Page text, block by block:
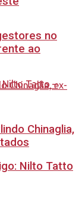
Nilto Tatto
no
ao
Chinaglia,